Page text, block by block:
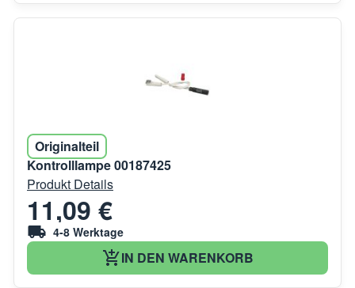
Originalteil
Kontrolllampe 00187425
Produkt Details
11,09 €
4-8 Werktage
IN DEN WARENKORB